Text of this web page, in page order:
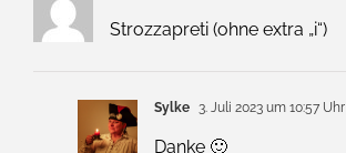
Strozzapreti (ohne extra „i“)
Sylke 3. Juli 2023 um 10:57 Uhr
Danke 🙂